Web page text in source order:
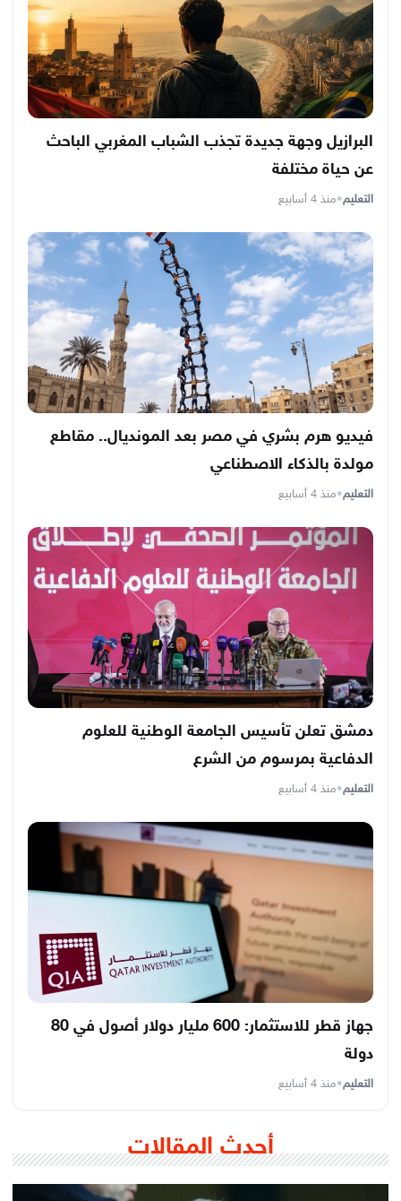
البرازيل وجهة جديدة تجذب الشباب المغربي الباحث
عن حياة مختلفة
التعليم•منذ 4 أسابيع
فيديو هرم بشري في مصر بعد المونديال.. مقاطع
مولدة بالذكاء الاصطناعي
التعليم•منذ 4 أسابيع
دمشق تعلن تأسيس الجامعة الوطنية للعلوم
الدفاعية بمرسوم من الشرع
التعليم•منذ 4 أسابيع
جهاز قطر للاستثمار: 600 مليار دولار أصول في 80
دولة
التعليم•منذ 4 أسابيع
أحدث المقالات